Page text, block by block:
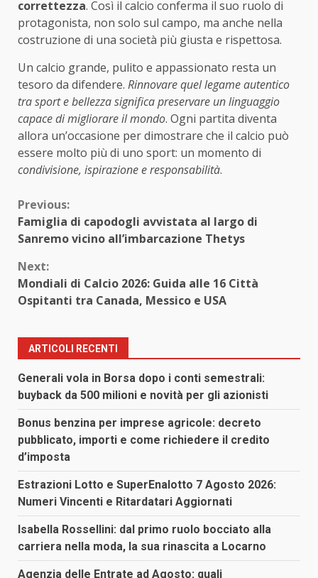
correttezza. Così il calcio conferma il suo ruolo di
protagonista, non solo sul campo, ma anche nella
costruzione di una società più giusta e rispettosa.
Un calcio grande, pulito e appassionato resta un
tesoro da difendere. Rinnovare quel legame autentico
tra sport e bellezza significa preservare un linguaggio
capace di migliorare il mondo. Ogni partita diventa
allora un’occasione per dimostrare che il calcio può
essere molto più di uno sport: un momento di
condivisione, ispirazione e responsabilità.
Continue
Reading
Previous:
Famiglia di capodogli avvistata al largo di
Sanremo vicino all’imbarcazione Thetys
Next:
Mondiali di Calcio 2026: Guida alle 16 Città
Ospitanti tra Canada, Messico e USA
ARTICOLI RECENTI
Generali vola in Borsa dopo i conti semestrali:
buyback da 500 milioni e novità per gli azionisti
Bonus benzina per imprese agricole: decreto
pubblicato, importi e come richiedere il credito
d’imposta
Estrazioni Lotto e SuperEnalotto 7 Agosto 2026:
Numeri Vincenti e Ritardatari Aggiornati
Isabella Rossellini: dal primo ruolo bocciato alla
carriera nella moda, la sua rinascita a Locarno
Agenzia delle Entrate ad Agosto: quali